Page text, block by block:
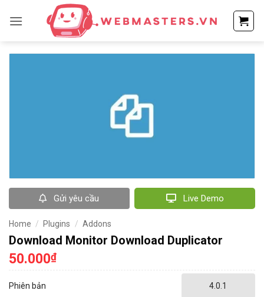
qua
dung
Gửi yêu cầu Live Demo
Home / Plugins / Addons
Download Monitor Download Duplicator
50.000₫
Phiên bản 4.0.1